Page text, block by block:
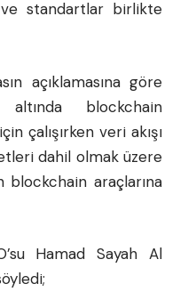
standartlar birlikte
açıklamasına göre
blockchain
çalışırken veri akışı
dahil olmak üzere
blockchain araçlarına
Hamad Sayah Al